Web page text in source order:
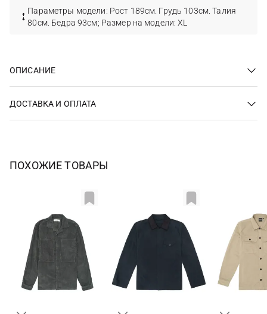
Параметры модели: Рост 189см. Грудь 103см. Талия
80см. Бедра 93см; Размер на модели: XL
ОПИСАНИЕ
ДОСТАВКА И ОПЛАТА
ПОХОЖИЕ ТОВАРЫ